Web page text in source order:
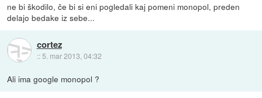
ne bi škodilo, če bi si eni pogledali kaj pomeni monopol, preden
delajo bedake iz sebe...
cortez
:: 5. mar 2013, 04:32
Ali ima google monopol ?